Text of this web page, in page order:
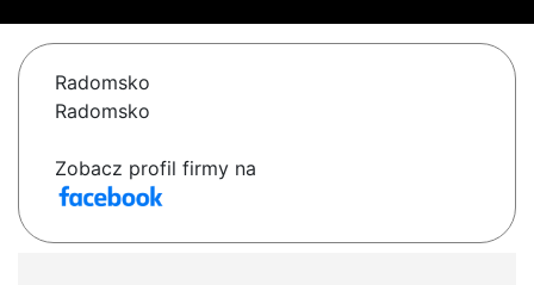
Radomsko
Radomsko
Zobacz profil firmy na